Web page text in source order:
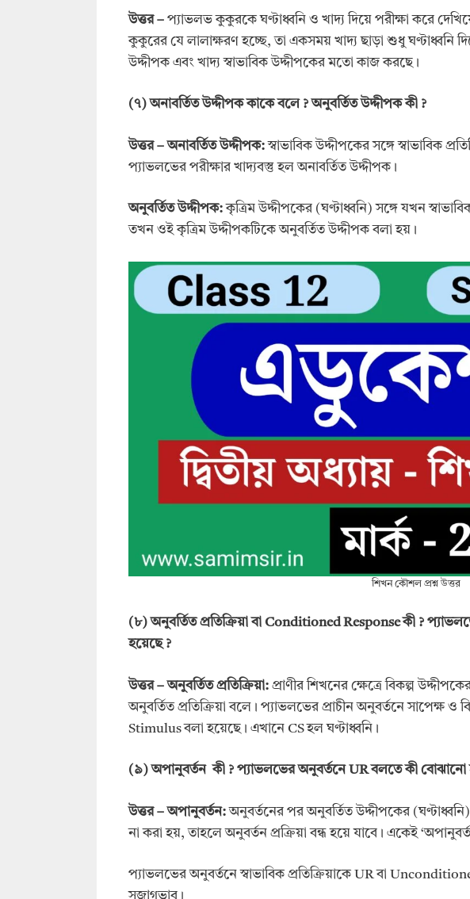
উত্তর – প্যাভলভ কুকুরকে ঘণ্টাধ্বনি ও খাদ্য দিয়ে পরীক্ষা করে
কুকুরের যে লালাক্ষরণ হচ্ছে, তা একসময় খাদ্য ছাড়া শুধু ঘণ্টাধ্বনি
উদ্দীপক এবং খাদ্য স্বাভাবিক উদ্দীপকের মতো কাজ করছে।
(৭)অনাবর্তিত উদ্দীপক কাকে বলে ?অনুবর্তিত উদ্দীপক কী ?
উত্তর – অনাবর্তিত উদ্দীপক:স্বাভাবিক উদ্দীপকের সঙ্গে স্বাভাবিক
প্যাভলভের পরীক্ষার খাদ্যবস্তু হল অনাবর্তিত উদ্দীপক।
অনুবর্তিত উদ্দীপক:কৃত্রিম উদ্দীপকের (ঘণ্টাধ্বনি) সঙ্গে যখন
তখন ওই কৃত্রিম উদ্দীপকটিকে অনুবর্তিত উদ্দীপক বলা হয়।
শিখন কৌশল প্রশ্ন উত্তর
(৮)অনুবর্তিত প্রতিক্রিয়া বা Conditioned Responseকী ?
হয়েছে?
উত্তর – অনুবর্তিত প্রতিক্রিয়া: প্রাণীর শিখনের ক্ষেত্রে বিকল্প
অনুবর্তিত প্রতিক্রিয়া বলে। প্যাভলভের প্রাচীন অনুবর্তনে সাপেক্ষ
Stimulus বলা হয়েছে। এখানে CS হল ঘণ্টাধ্বনি।
(৯)অপানুবর্তনকী ? প্যাভলভের অনুবর্তনে URবলতে কী বোঝানো
উত্তর –অপানুবর্তন:অনুবর্তনের পর অনুবর্তিত উদ্দীপকের
না করা হয়, তাহলে অনুবর্তন প্রক্রিয়া বন্ধ হয়ে যাবে। একেই
প্যাভলভের অনুবর্তনে স্বাভাবিক প্রতিক্রিয়াকে UR বা